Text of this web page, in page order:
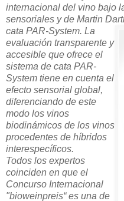
internacional del vino bajo
sensoriales y de Martin
cata PAR-System. La
evaluación transparente y
accesible que ofrece el
sistema de cata PAR-
System tiene en cuenta el
efecto sensorial global,
diferenciando de este
modo los vinos
biodinámicos de los vinos
procedentes de híbridos
interespecíficos.
Todos los expertos
coinciden en que el
Concurso Internacional
"bioweinpreis“ es una de